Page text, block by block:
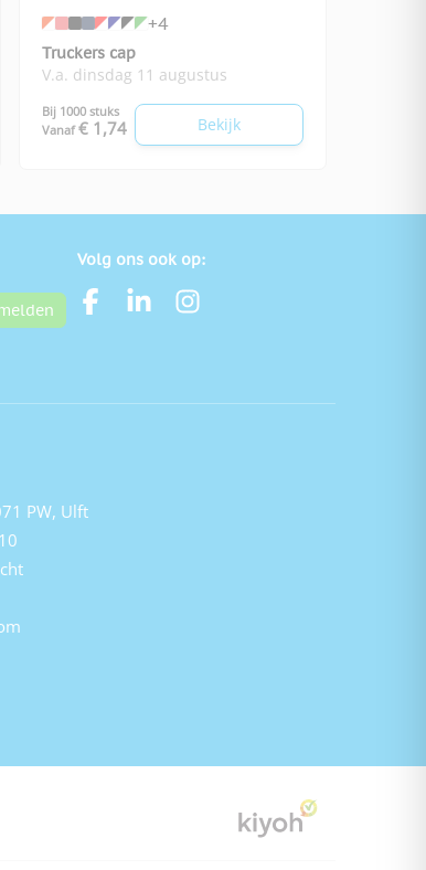
+4
Truckers cap
V.a. dinsdag 11 augustus
Bij 1000 stuks
Vanaf € 1,74 Bekijk
Volg ons ook op:
PW, Ulft